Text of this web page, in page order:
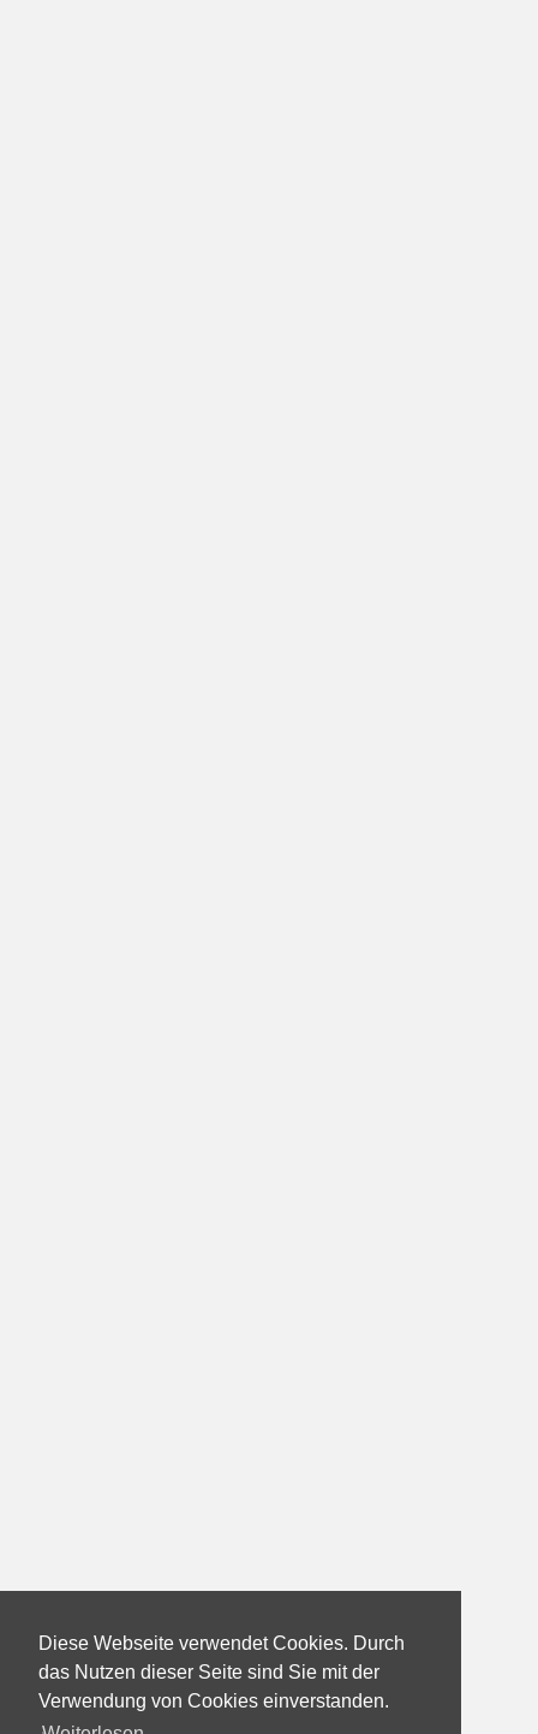
Diese Webseite verwendet Cookies. Durch
das Nutzen dieser Seite sind Sie mit der
Verwendung von Cookies einverstanden.